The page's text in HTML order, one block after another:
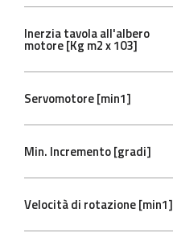
Inerzia tavola all'albero
motore [Kg m2 x 103]
Servomotore [min1]
Min. Incremento [gradi]
Velocità di rotazione [min1]